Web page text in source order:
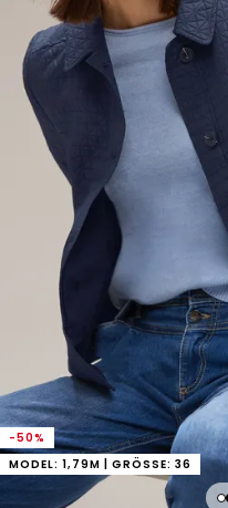
-50%
MODEL: 1,79M | GRÖSSE: 36